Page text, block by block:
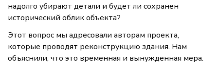
надолго убирают детали и будет ли сохранен
исторический облик объекта?
Этот вопрос мы адресовали авторам проекта,
которые проводят реконструкцию здания. Нам
объяснили, что это временная и вынужденная мера.